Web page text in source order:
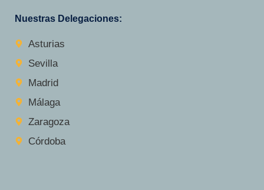
Nuestras Delegaciones:
Asturias
Sevilla
Madrid
Málaga
Zaragoza
Córdoba